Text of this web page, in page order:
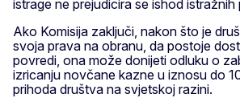
istrage ne prejudicira se ishod istražnih
Ako Komisija zaključi, nakon što je
svoja prava na obranu, da postoje
povredi, ona može donijeti odluku o
izricanju novčane kazne u iznosu do
prihoda društva na svjetskoj razini.